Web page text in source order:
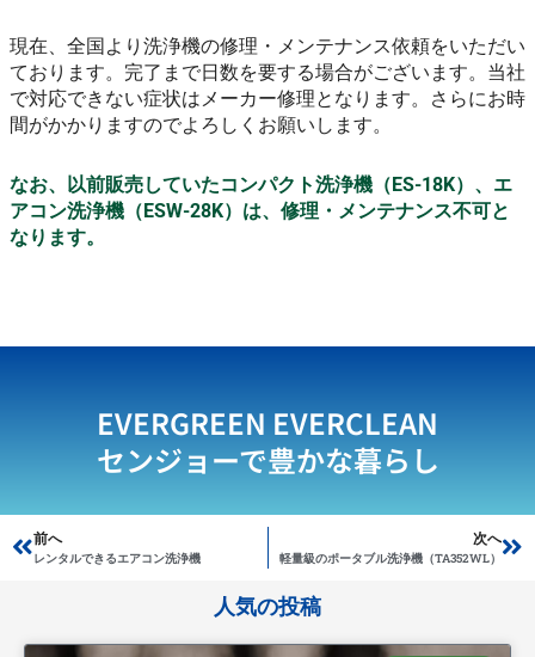
現在、全国より洗浄機の修理・メンテナンス依頼をいただい
ております。完了まで日数を要する場合がございます。当社
で対応できない症状はメーカー修理となります。さらにお時
間がかかりますのでよろしくお願いします。
なお、以前販売していたコンパクト洗浄機（ES-18K）、エ
アコン洗浄機（ESW-28K）は、修理・メンテナンス不可と
なります。
EVERGREEN EVERCLEAN
センジョーで豊かな暮らし
Prev
前へ
レンタルできるエアコン洗浄機
次へ
軽量級のポータブル洗浄機（TA352WL）
人気の投稿